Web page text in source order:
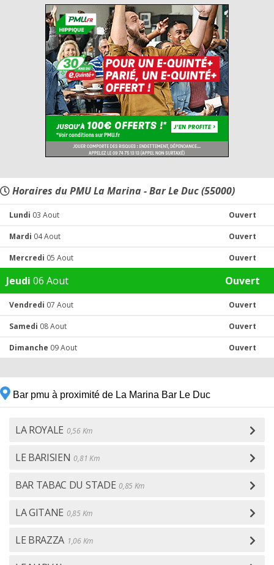
Horaires du PMU La Marina - Bar Le Duc (55000)
Lundi 03 Aout Ouvert
Mardi 04 Aout Ouvert
Mercredi 05 Aout Ouvert
Jeudi 06 Aout Ouvert
Vendredi 07 Aout Ouvert
Samedi 08 Aout Ouvert
Dimanche 09 Aout Ouvert
Bar pmu à proximité de La Marina Bar Le Duc
LA ROYALE 0,56 Km
LE BARISIEN 0,81 Km
BAR TABAC DU STADE 0,85 Km
LA GITANE 0,85 Km
LE BRAZZA 1,06 Km